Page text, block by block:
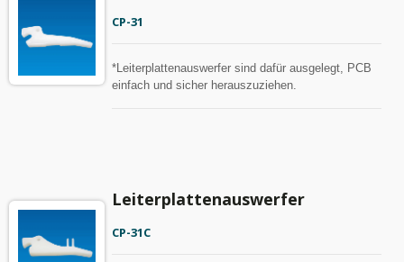
CP-31
*Leiterplattenauswerfer sind dafür ausgelegt, PCB
einfach und sicher herauszuziehen.
Leiterplattenauswerfer
CP-31C